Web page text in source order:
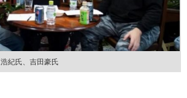
紀氏、吉田豪氏